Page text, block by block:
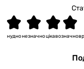
значно
цікаво
незначно
нудно